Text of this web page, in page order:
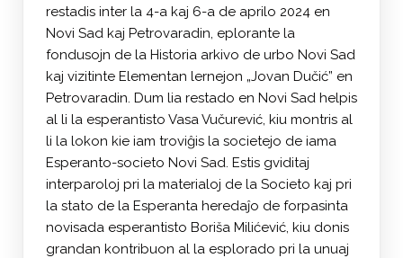
restadis inter la 4-a kaj 6-a de aprilo 2024 en
Novi Sad kaj Petrovaradin, eplorante la
fondusojn de la Historia arkivo de urbo Novi Sad
kaj vizitinte Elementan lernejon „Jovan Dučić” en
Petrovaradin. Dum lia restado en Novi Sad helpis
al li la esperantisto Vasa Vučurević, kiu montris al
li la lokon kie iam troviĝis la societejo de iama
Esperanto-societo Novi Sad. Estis gviditaj
interparoloj pri la materialoj de la Societo kaj pri
la stato de la Esperanta heredaĵo de forpasinta
novisada esperantisto Boriša Milićević, kiu donis
grandan kontribuon al la esplorado pri la unuaj